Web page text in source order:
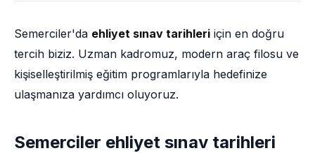
Semerciler'da ehliyet sınav tarihleri için en doğru
tercih biziz. Uzman kadromuz, modern araç filosu ve
kişiselleştirilmiş eğitim programlarıyla hedefinize
ulaşmanıza yardımcı oluyoruz.
Semerciler ehliyet sınav tarihleri